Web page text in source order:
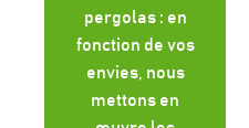
pergolas : en
fonction de vos
envies, nous
mettons en